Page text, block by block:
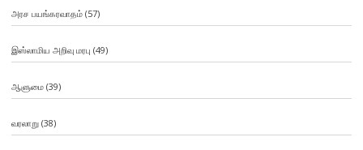
அரச பயங்கரவாதம்(57)
இஸ்லாமிய அறிவு மரபு (49)
ஆளுமை(39)
வரலாறு(38)